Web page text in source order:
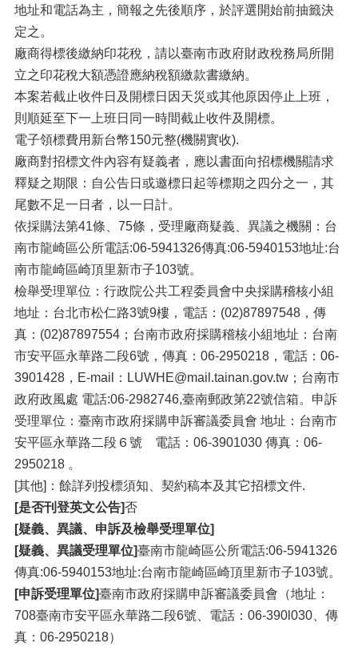
地址和電話為主，簡報之先後順序，於評選開始前抽籤決
定之。
廠商得標後繳納印花稅，請以臺南市政府財政稅務局所開
立之印花稅大額憑證應納稅額繳款書繳納。
本案若截止收件日及開標日因天災或其他原因停止上班，
則順延至下一上班日同一時間截止收件及開標。
電子領標費用新台幣150元整(機關實收).
廠商對招標文件內容有疑義者，應以書面向招標機關請求
釋疑之期限：自公告日或邀標日起等標期之四分之一，其
尾數不足一日者，以一日計。
依採購法第41條、75條，受理廠商疑義、異議之機關：台
南市龍崎區公所電話:06-5941326傳真:06-5940153地址:台
南市龍崎區崎頂里新市子103號。
檢舉受理單位：行政院公共工程委員會中央採購稽核小組
地址：台北市松仁路3號9樓，電話：(02)87897548，傳
真：(02)87897554；台南市政府採購稽核小組地址：台南
市安平區永華路二段6號，傳真：06-2950218，電話：06-
3901428，E-mail：LUWHE@mail.tainan.gov.tw；台南市
政府政風處 電話:06-2982746,臺南郵政第22號信箱。申訴
受理單位：臺南市政府採購申訴審議委員會 地址：台南市
安平區永華路二段６號 電話：06-3901030 傳真：06-
2950218 。
[其他]：餘詳列投標須知、契約稿本及其它招標文件.
[是否刊登英文公告]否
[疑義、異議、申訴及檢舉受理單位]
[疑義、異議受理單位]臺南市龍崎區公所電話:06-5941326
傳真:06-5940153地址:台南市龍崎區崎頂里新市子103號。
[申訴受理單位]臺南市政府採購申訴審議委員會（地址：
708臺南市安平區永華路二段6號、電話：06-390l030、傳
真：06-2950218）